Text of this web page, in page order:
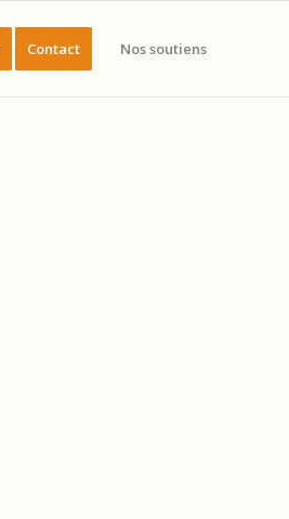
Contact Nos soutiens